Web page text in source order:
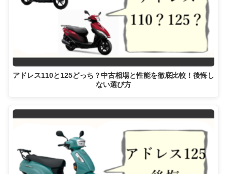
アドレス110と125どっち？中古相場と性能を徹底比較！後悔し
ない選び方